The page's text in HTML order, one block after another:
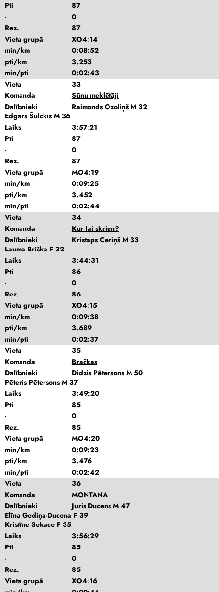
Pti
87
-
0
Rez.
87
Vieta grupā
XO4:14
min/km
0:08:52
pti/km
3.253
min/pti
0:02:43
Vieta
33
Komanda
Sūnu meklētāji
Dalībnieki
Raimonds Ozoliņš M 32
Edgars Šulckis M 36
Laiks
3:57:21
Pti
87
-
0
Rez.
87
Vieta grupā
MO4:19
min/km
0:09:25
pti/km
3.452
min/pti
0:02:44
Vieta
34
Komanda
Kur lai skrien?
Dalībnieki
Kristaps Ceriņš M 33
Lauma Briška F 32
Laiks
3:44:31
Pti
86
-
0
Rez.
86
Vieta grupā
XO4:15
min/km
0:09:38
pti/km
3.689
min/pti
0:02:37
Vieta
35
Komanda
Bračkas
Dalībnieki
Didzis Pētersons M 50
Pēteris Pētersons M 37
Laiks
3:49:20
Pti
85
-
0
Rez.
85
Vieta grupā
MO4:20
min/km
0:09:23
pti/km
3.476
min/pti
0:02:42
Vieta
36
Komanda
MONTANA
Dalībnieki
Juris Ducens M 47
Elīna Gediņa-Ducena F 39
Kristīne Sekace F 35
Laiks
3:56:29
Pti
85
-
0
Rez.
85
Vieta grupā
XO4:16